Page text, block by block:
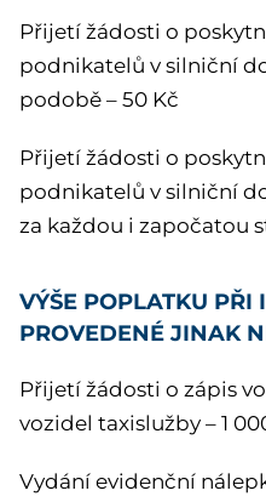
Přijetí žádosti o
podnikatelů v silniční
podobě – 50 Kč
Přijetí žádosti o
podnikatelů v silniční
za každou i započatou
VÝŠE POPLATKU PŘI
PROVEDENÉ JINAK
Přijetí žádosti o zápis
vozidel taxislužby – 1
Vydání evidenční